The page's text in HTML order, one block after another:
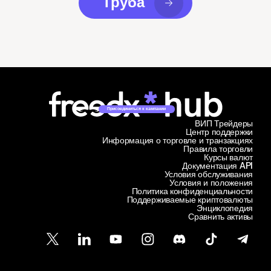
Присоединиться к кампании
Центр поддержки
Информация о торговле и транзакциях
ВИП Трейдеры
Правила торговли
Курсы валют
Документация API
Условия обслуживания
Условия и положения
Политика конфиденциальности
Поддерживаемые криптовалюты
Энциклопедия
Сравнить активы